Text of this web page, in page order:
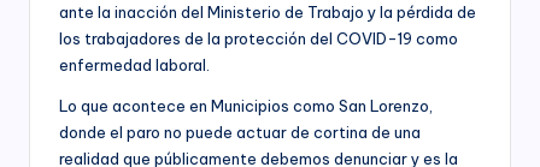
ante la inacción del Ministerio de Trabajo y la pérdida de
los trabajadores de la protección del COVID-19 como
enfermedad laboral.
Lo que acontece en Municipios como San Lorenzo,
donde el paro no puede actuar de cortina de una
realidad que públicamente debemos denunciar y es la